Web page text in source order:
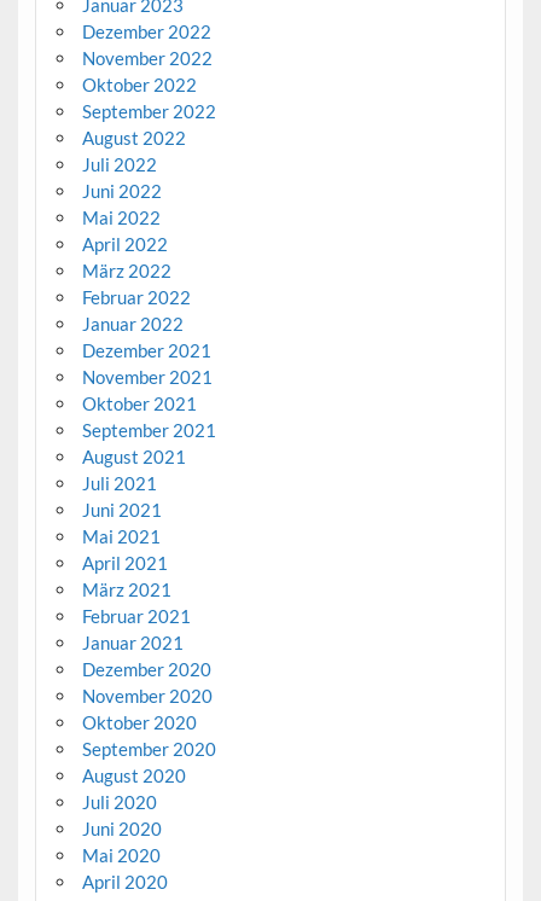
Januar 2023
Dezember 2022
November 2022
Oktober 2022
September 2022
August 2022
Juli 2022
Juni 2022
Mai 2022
April 2022
März 2022
Februar 2022
Januar 2022
Dezember 2021
November 2021
Oktober 2021
September 2021
August 2021
Juli 2021
Juni 2021
Mai 2021
April 2021
März 2021
Februar 2021
Januar 2021
Dezember 2020
November 2020
Oktober 2020
September 2020
August 2020
Juli 2020
Juni 2020
Mai 2020
April 2020